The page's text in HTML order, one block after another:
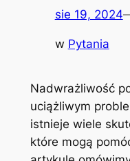
sie 19, 2024
w Pytania
Nadwrażliwość
‍uciążliwym
‍istnieje wiele
które mogą